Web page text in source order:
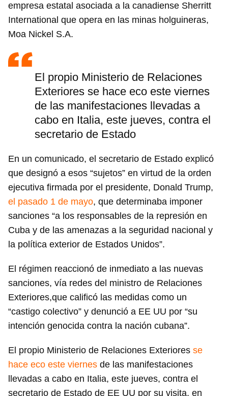
Guardar como favorito
Para poder guardar como favorito, primero has de
empresa estatal asociada a la canadiense Sherritt
International que opera en las minas holguineras,
Moa Nickel S.A.
El propio Ministerio de Relaciones
Exteriores se hace eco este viernes
de las manifestaciones llevadas a
cabo en Italia, este jueves, contra el
secretario de Estado
En un comunicado, el secretario de Estado explicó
que designó a esos “sujetos” en virtud de la orden
ejecutiva firmada por el presidente, Donald Trump,
el pasado 1 de mayo, que determinaba imponer
sanciones “a los responsables de la represión en
Cuba y de las amenazas a la seguridad nacional y
la política exterior de Estados Unidos”.
El régimen reaccionó de inmediato a las nuevas
sanciones, vía redes del ministro de Relaciones
Exteriores,que calificó las medidas como un
“castigo colectivo” y denunció a EE UU por “su
intención genocida contra la nación cubana”.
El propio Ministerio de Relaciones Exteriores se
hace eco este viernes de las manifestaciones
llevadas a cabo en Italia, este jueves, contra el
secretario de Estado de EE UU por su visita, en